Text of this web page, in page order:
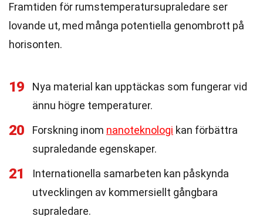
Framtiden för rumstemperatursupraledare ser
lovande ut, med många potentiella genombrott på
horisonten.
19
Nya material kan upptäckas som fungerar vid
ännu högre temperaturer.
20 Forskning inom nanoteknologi kan förbättra
supraledande egenskaper.
21
Internationella samarbeten kan påskynda
utvecklingen av kommersiellt gångbara
supraledare.